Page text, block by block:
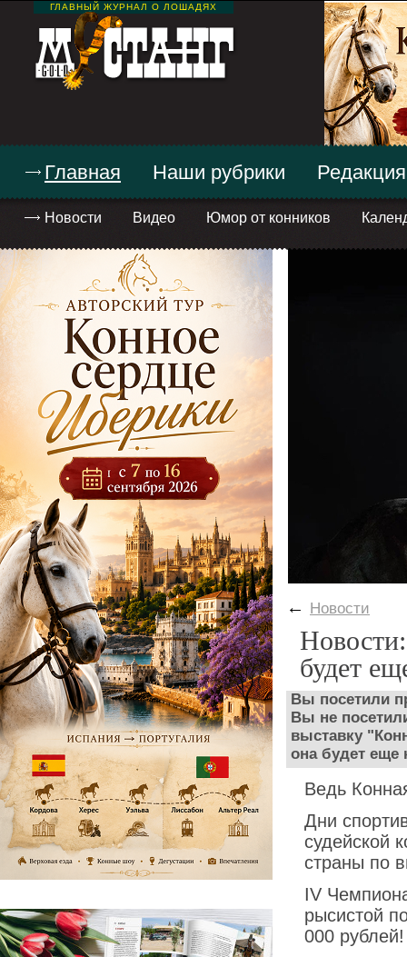
ГЛАВНЫЙ ЖУРНАЛ О ЛОШАДЯХ
Главная
Новости Видео Юмор от конников
Наши рубрики Редакция
← Новости
будет
Вы посетили
Вы не
выставку
она будет еще
Ведь
Дни
судейской
страны по
IV
рысистой
000 рублей!